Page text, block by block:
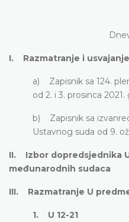
I. Razmatranje i
a) Zapisnik sa 124.
od 2. i 3. prosinca
b) Zapisnik sa
Ustavnog suda od 9.
II. Izbor dopredsjednika
međunarodnih sudaca
III. Razmatranje U
1. U 12-21